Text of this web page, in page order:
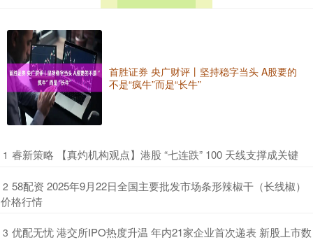
首胜证券 央广财评丨坚持稳字当头 A股要的
不是“疯牛”而是“长牛”
1 ​睿新策略 【真灼机构观点】港股 “七连跌” 100 天线支撑成关键
2 ​58配资 2025年9月22日全国主要批发市场条形辣椒干（长线椒）
价格行情
3 ​优配无忧 港交所IPO热度升温 年内21家企业首次递表 新股上市数